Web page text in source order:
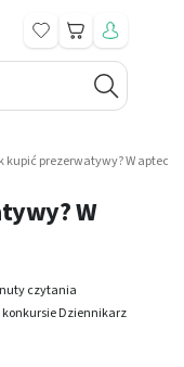
Koszyk
kupić prezerwatywy? W aptece,
W
czytania
Dziennikarz